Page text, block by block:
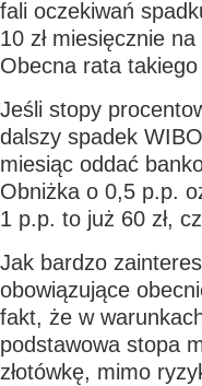
fali oczekiwań
10 zł miesięcznie
Obecna rata
Jeśli stopy
dalszy spadek
miesiąc oddać
Obniżka o 0,5 p.p.
1 p.p. to już 60 zł,
Jak bardzo
obowiązujące
fakt, że w
podstawowa stopa
złotówkę, mimo